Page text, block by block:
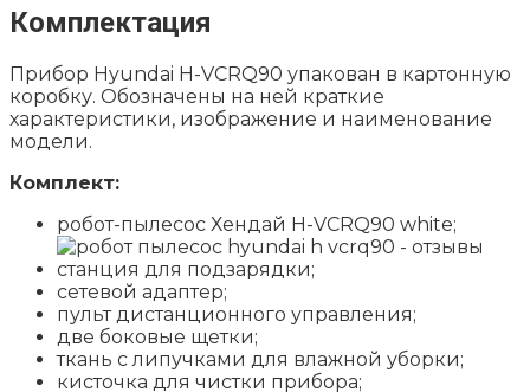
Комплектация
Прибор Hyundai H-VCRQ90 упакован в картонную
коробку. Обозначены на ней краткие
характеристики, изображение и наименование
модели.
Комплект:
робот-пылесос Хендай H-VCRQ90 white;
станция для подзарядки;
сетевой адаптер;
пульт дистанционного управления;
две боковые щетки;
ткань с липучками для влажной уборки;
кисточка для чистки прибора;